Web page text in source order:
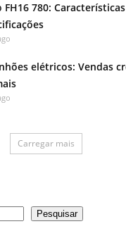
FH16 780:
elétricos: Vendas
Carregar mais
Pesquisar